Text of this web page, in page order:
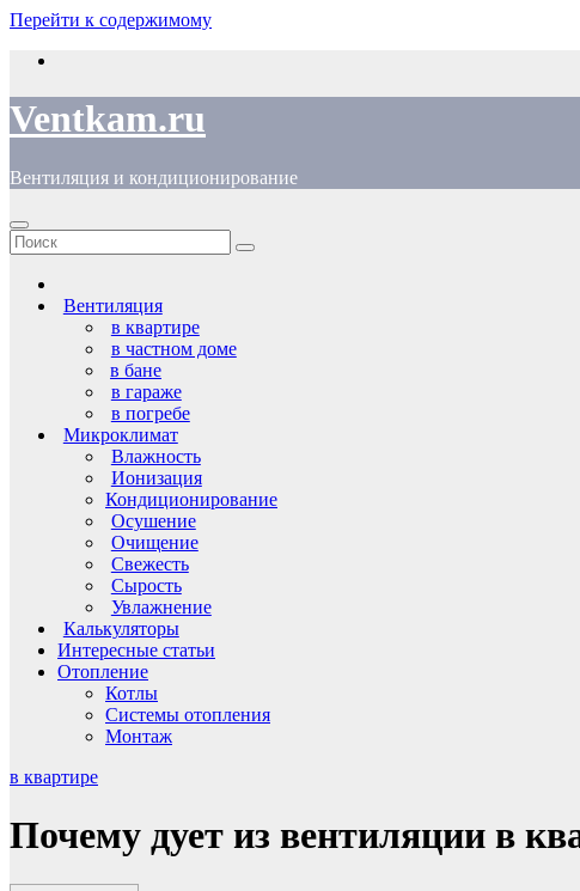
Перейти к содержимому
Ventkam.ru
Вентиляция и кондиционирование
Вентиляция
в квартире
в частном доме
в бане
в гараже
в погребе
Микроклимат
Влажность
Ионизация
Кондиционирование
Осушение
Очищение
Свежесть
Сырость
Увлажнение
Калькуляторы
Интересные статьи
Отопление
Котлы
Системы отопления
Монтаж
в квартире
Почему дует из вентиляции в